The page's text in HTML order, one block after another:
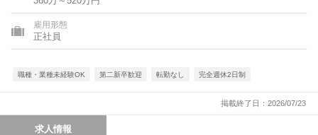
雇用形態
正社員
職種・業種未経験OK 第二新卒歓迎 転勤なし 完全週休2日制
掲載終了日：2026/07/23
求人情報